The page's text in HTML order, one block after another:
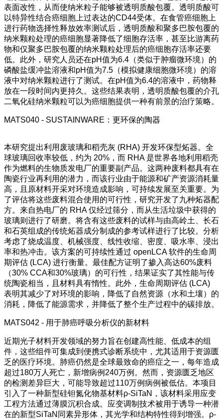
表面改性，从而使纳米粒子能够被透明质酸包覆。透明质酸可
以特异性结合癌细胞上过表达的CD44受体。在食管癌细胞上
进行药物选择性释放效率测试后，透明质酸和聚多巴胺包覆的
纳米颗粒处理的癌细胞显著降低了细胞存活率，甚至比游离药
物和仅聚多巴胺包覆的纳米颗粒处理后的癌细胞存活率还要
低。此外，研究人员还在pH值为6.4（类似于肿瘤微环境）的
磷酸盐缓冲盐溶液和pH值为7.5（模拟健康细胞微环境）的溶
液中对纳米颗粒进行了测试。在pH值为6.4的溶液中，药物释
放在一段时间内更持久。这些结果表明，透明质酸包覆的介孔
二氧化硅纳米颗粒可以为癌细胞提供一种有前景的治疗策略。
MATS040 - SUSTAINWARE：更环保的陶器
本研究提出利用废玻璃和稻壳灰 (RHA) 开发环保型炻器。全
球玻璃回收率较低，约为 20%，而 RHA 是世界各地利用稻壳
作为燃料的生物质发电厂的重要副产品。这两种废料都具有在
陶瓷行业再利用的潜力，而该行业由于能源和矿产资源消耗量
高，且原材料开采对环境造成影响，可持续发展至关重要。为
了评估将这些废料混合使用的可行性，研究开发了九种炻器配
方。来自热电厂的 RHA 仅经过筛分，而从生活垃圾中获得的
玻璃则进行了研磨。将含有这些废料的试样与由高岭土、长石
和石英组成的传统炻器成分制成的参考试样进行了比较。分析
考虑了烧成温度、机械强度、线性收缩、密度、吸水率、浸出
率和热冲击。该方案的可持续性通过 openLCA 软件的生命周
期评估 (LCA) 进行衡量。最佳配方证明了掺入高达60%废料
（30% CCA和30%玻璃）的可行性，结果证实了其性能与传
统陶瓷相当，且材料具有惰性。此外，生命周期评估 (LCA)
表明其减少了对环境的影响，降低了自然资源（水和土壤）的
消耗，降低了能源需求，并降低了整个生产过程中的碳排放。
MATS042 - 用于肺癌呼吸分析仪的新材料
近期光子材料开发领域的努力旨在创建高性能、低成本的组
件，这些组件可集成到便携式诊断系统中，尤其适用于资源匮
乏的医疗环境。肺癌仍然是全球最致命的癌症之一，每年造成
超过180万人死亡，新增病例240万例。然而，资源匮乏地区
的检测差异巨大，可能导致超过110万例病例被低估。本项目
引入了一种新型硅钽氮化物基材料ρ-SiTaN，该材料采用应变
工程方法通过薄膜沉积合成。应变调制技术被用于诱导一种潜
在的新型SiTaN同素异形体，其光学和结构特性得到增强。ρ-